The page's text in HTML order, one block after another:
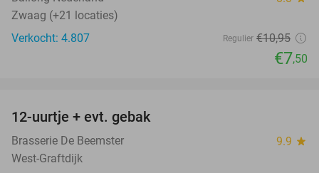
Zwaag (+21 locaties)
Verkocht: 4.807
Regulier €10,95
€7,50
12-uurtje + evt. gebak
Brasserie De Beemster 9.9 star
West-Graftdijk